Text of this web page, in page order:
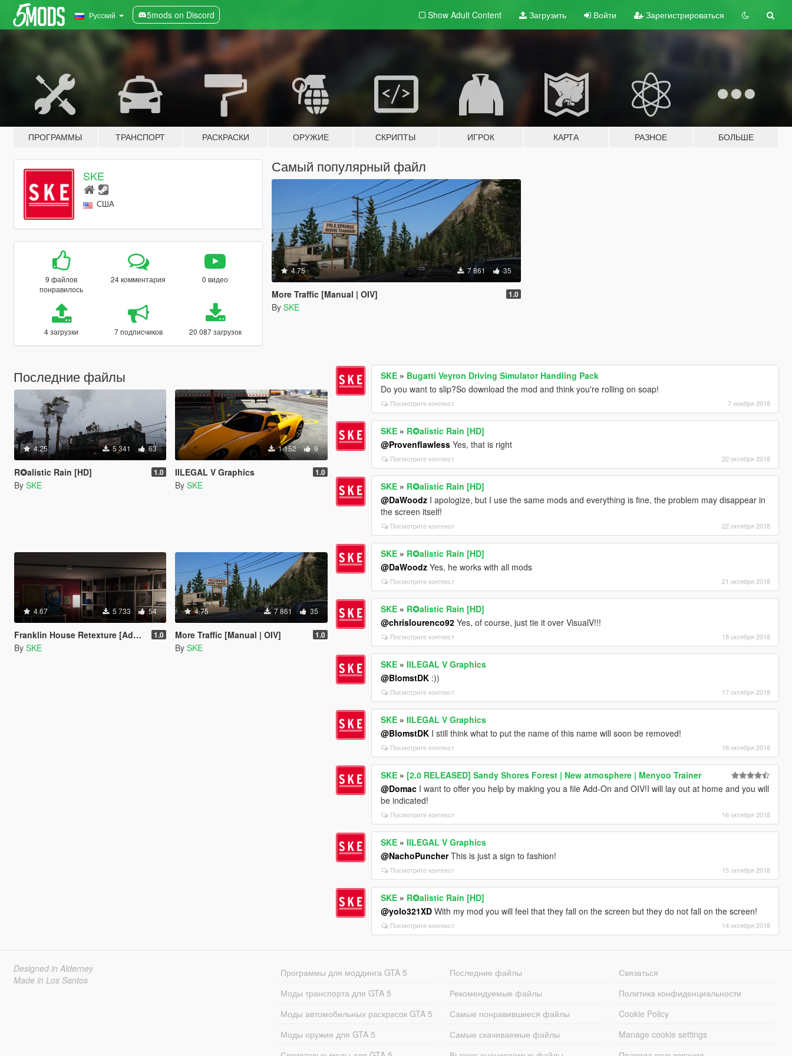
Русский 5mods on Discord Show Adult Content Загрузить Войти Зарегистрироваться
ПРОГРАММЫ ТРАНСПОРТ РАСКРАСКИ ОРУЖИЕ СКРИПТЫ ИГРОК КАРТА РАЗНОЕ БОЛЬШЕ
SKE
США
9 файлов
понравилось
24 комментария 0 видео
4 загрузки 7 подписчиков 20 087 загрузок
Самый популярный файл
4.75 7 861 35
More Traffic [Manual | OIV] 1.0
By SKE
Последние файлы
4.25 5 341 63
R✪alistic Rain [HD] 1.0
By SKE
1 152 9
IILEGAL V Graphics 1.0
By SKE
4.67 5 733 54
Franklin House Retexture [Add-On | Manual | OIV] 1.0
By SKE
4.75 7 861 35
More Traffic [Manual | OIV] 1.0
By SKE
SKE » Bugatti Veyron Driving Simulator Handling Pack
Do you want to slip?So download the mod and think you're rolling on soap!
Посмотрите контекст 7 ноября 2018
SKE » R✪alistic Rain [HD]
@Provenflawless Yes, that is right
Посмотрите контекст 22 октября 2018
SKE » R✪alistic Rain [HD]
@DaWoodz I apologize, but I use the same mods and everything is fine, the problem may disappear in
the screen itself!
Посмотрите контекст 22 октября 2018
SKE » R✪alistic Rain [HD]
@DaWoodz Yes, he works with all mods
Посмотрите контекст 21 октября 2018
SKE » R✪alistic Rain [HD]
@chrislourenco92 Yes, of course, just tie it over VisualV!!!
Посмотрите контекст 18 октября 2018
SKE »IILEGAL V Graphics
@BlomstDK :))
Посмотрите контекст 17 октября 2018
SKE »IILEGAL V Graphics
@BlomstDK I still think what to put the name of this name will soon be removed!
Посмотрите контекст 16 октября 2018
SKE » [2.0 RELEASED] Sandy Shores Forest | New atmosphere | Menyoo Trainer
@Domac I want to offer you help by making you a file Add-On and OIV!I will lay out at home and you will
be indicated!
Посмотрите контекст 16 октября 2018
SKE »IILEGAL V Graphics
@NachoPuncherThis is just a sign to fashion!
Посмотрите контекст 15 октября 2018
SKE » R✪alistic Rain [HD]
@yolo321XD With my mod you will feel that they fall on the screen but they do not fall on the screen!
Посмотрите контекст 14 октября 2018
Designed in Alderney
Made in Los Santos
Программы для моддинга GTA 5
Моды транспорта для GTA 5
Моды автомобильных раскрасок GTA 5
Моды оружия для GTA 5
Последние файлы
Рекомендуемые файлы
Самые понравившиеся файлы
Самые скачиваемые файлы
Связаться
Политика конфиденциальности
Cookie Policy
Manage cookie settings